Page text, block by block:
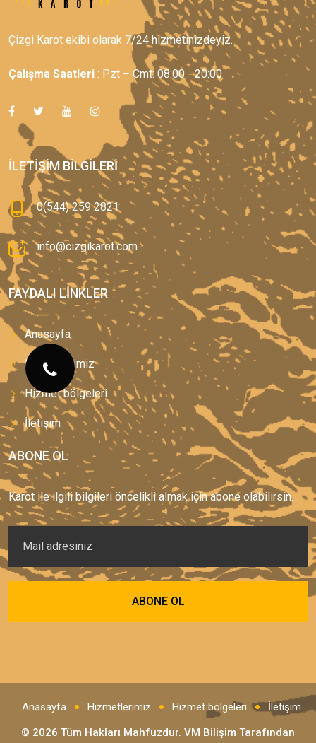
Çizgi Karot ekibi olarak 7/24 hizmetinizdeyiz.
Çalışma Saatleri : Pzt – Cmt: 08:00 - 20:00
İLETIŞIM BILGILERI
0(544) 259 2821
info@cizgikarot.com
FAYDALI LINKLER
Anasayfa
Hizmetlerimiz
Hizmet bölgeleri
İletişim
ABONE OL
Karot ile ilgili bilgileri öncelikli almak için abone olabilirsin.
Anasayfa Hizmetlerimiz Hizmet bölgeleri
İletişim
© 2026 Tüm Hakları Mahfuzdur. VM Bilişim Tarafından